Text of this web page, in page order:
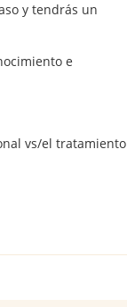
y tendrás un
e
vs/el tratamiento